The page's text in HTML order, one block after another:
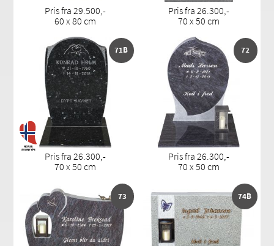
Pris fra 29.500,-
60 x 80 cm
Pris fra 26.300,-
70 x 50 cm
71B
Pris fra 26.300,-
70 x 50 cm
72
Pris fra 26.300,-
70 x 50 cm
73 74B